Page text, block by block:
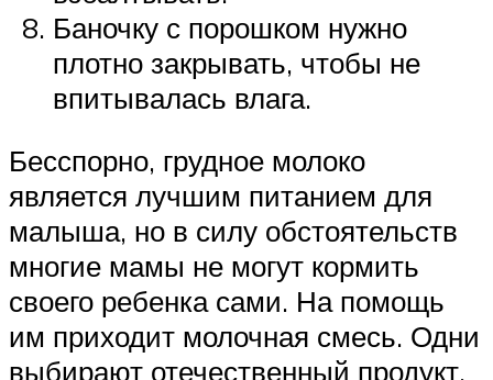
Баночку с порошком нужно
плотно закрывать, чтобы не
впитывалась влага.
Бесспорно, грудное молоко
является лучшим питанием для
малыша, но в силу обстоятельств
многие мамы не могут кормить
своего ребенка сами. На помощь
им приходит молочная смесь. Одни
выбирают отечественный продукт,